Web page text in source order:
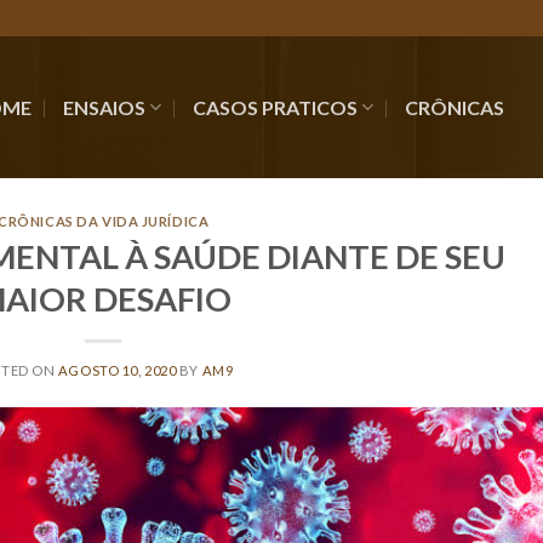
ENSAIOS CASOS PRATICOS CRÔNICAS
DA VIDA JURÍDICA
À SAÚDE DIANTE DE SEU
DESAFIO
ON AGOSTO 10, 2020BY AM9